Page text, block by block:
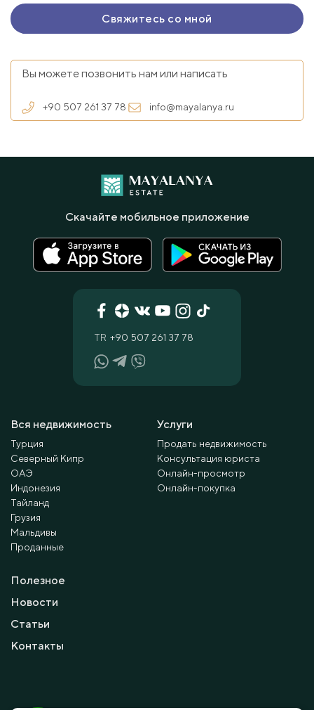
Вы можете позвонить нам или написать
+90 507 261 37 78 info@mayalanya.ru
Вся недвижимость
Турция
Северный Кипр
ОАЭ
Индонезия
Тайланд
Грузия
Мальдивы
Проданные
Услуги
Продать недвижимость
Консультация юриста
Онлайн-просмотр
Онлайн-покупка
Полезное
Новости
Статьи
Контакты
TR +90 507 261 37 78
Скачайте мобильное приложение